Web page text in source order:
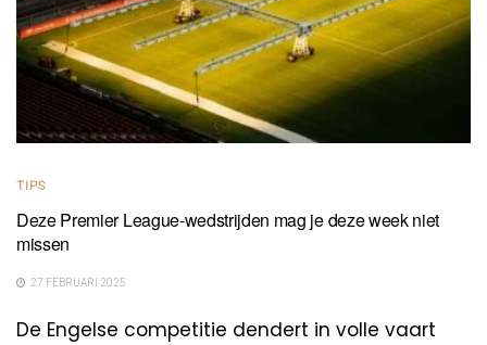
TIPS
Deze Premier League-wedstrijden mag je deze week niet
missen
27 FEBRUARI 2025
De Engelse competitie dendert in volle vaart